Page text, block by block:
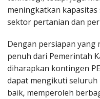
meningkatkan kapasitas
sektor pertanian dan
Dengan persiapan
penuh dari Pemerintah
diharapkan kontingen
dapat mengikuti
baik, memperoleh